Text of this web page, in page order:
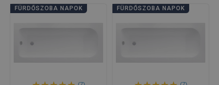
FÜRDŐSZOBA NAPOK FÜRDŐSZOBA NAPOK